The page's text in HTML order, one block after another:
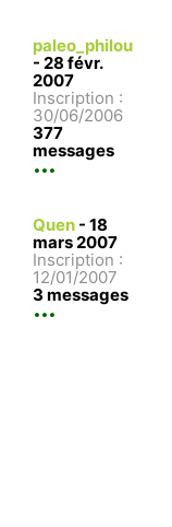
paleo_philou
- 28 févr.
2007
Inscription :
30/06/2006
377
messages
Quen - 18
mars 2007
Inscription :
12/01/2007
3 messages